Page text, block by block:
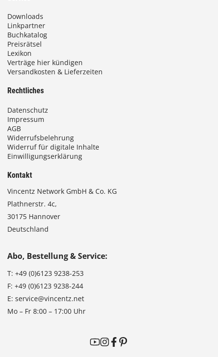
Downloads
Linkpartner
Buchkatalog
Preisrätsel
Lexikon
Verträge hier kündigen
Versandkosten & Lieferzeiten
Rechtliches
Datenschutz
Impressum
AGB
Widerrufsbelehrung
Widerruf für digitale Inhalte
Einwilligungserklärung
Kontakt
Vincentz Network GmbH & Co. KG
Plathnerstr. 4c,
30175 Hannover
Deutschland
Abo, Bestellung & Service:
T: +49 (0)6123 9238-253
F: +49 (0)6123 9238-244
E: service@vincentz.net
Mo – Fr 8:00 – 17:00 Uhr